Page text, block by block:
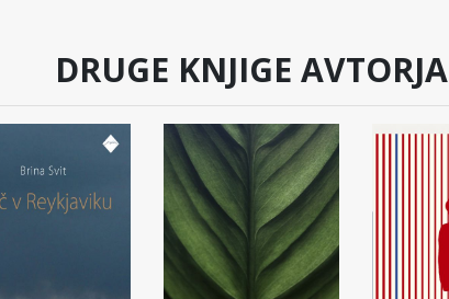
DRUGE KNJIGE AVTORJA